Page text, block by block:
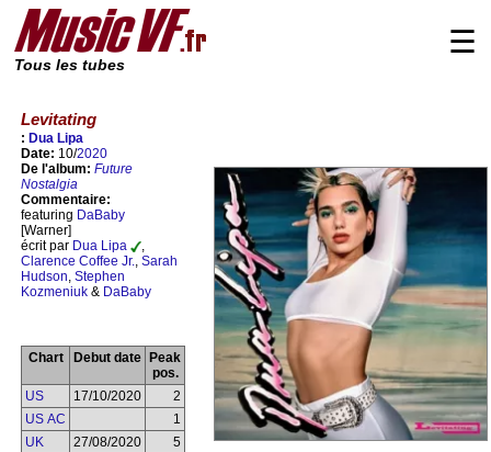
Tous les tubes
☰
Levitating
: Dua Lipa
Date: 10/2020
De l'album: Future
Nostalgia
Commentaire:
featuring DaBaby
[Warner]
écrit par Dua Lipa
,
Clarence Coffee Jr., Sarah
Hudson, Stephen
Kozmeniuk & DaBaby
Chart Debut date
Peak
pos.
US
17/10/2020
2
US AC
1
UK
27/08/2020 5